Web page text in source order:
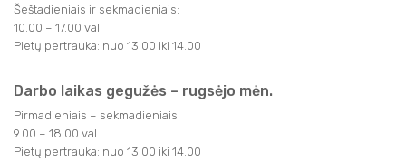
Šeštadieniais ir sekmadieniais:
10.00 – 17.00 val.
Pietų pertrauka: nuo 13.00 iki 14.00
Darbo laikas gegužės – rugsėjo mėn.
Pirmadieniais – sekmadieniais:
9.00 – 18.00 val.
Pietų pertrauka: nuo 13.00 iki 14.00